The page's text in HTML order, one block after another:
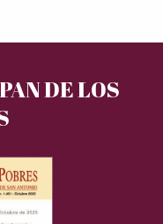
DE LOS